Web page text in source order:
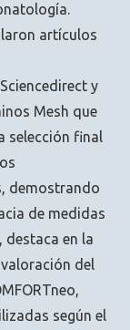
artículos
y
Mesh que
selección final
demostrando
de medidas
en la
del
según el